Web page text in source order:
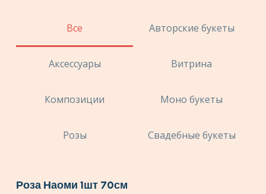
Все Авторские букеты
Аксессуары Витрина
Композиции Моно букеты
Розы Свадебные букеты
Роза Наоми 1шт 70см